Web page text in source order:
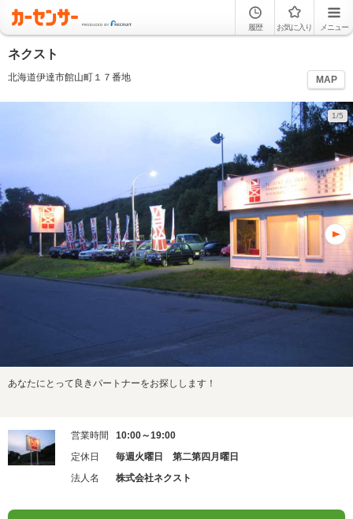
履歴 お気に入り メニュー
ネクスト
北海道伊達市館山町１７番地 MAP
1/5
あなたにとって良きパートナーをお探しします！
営業時間
10:00～19:00
定休日
毎週火曜日 第二第四月曜日
法人名
株式会社ネクスト